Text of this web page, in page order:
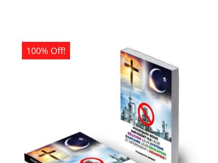
100% Off!